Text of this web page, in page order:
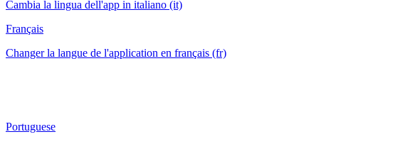
Cambia la lingua dell'app in italiano (it)
Français
Changer la langue de l'application en français (fr)
Portuguese